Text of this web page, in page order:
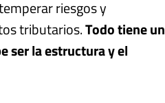
riesgos y
tributarios.Todo tiene un
ser la estructura y el